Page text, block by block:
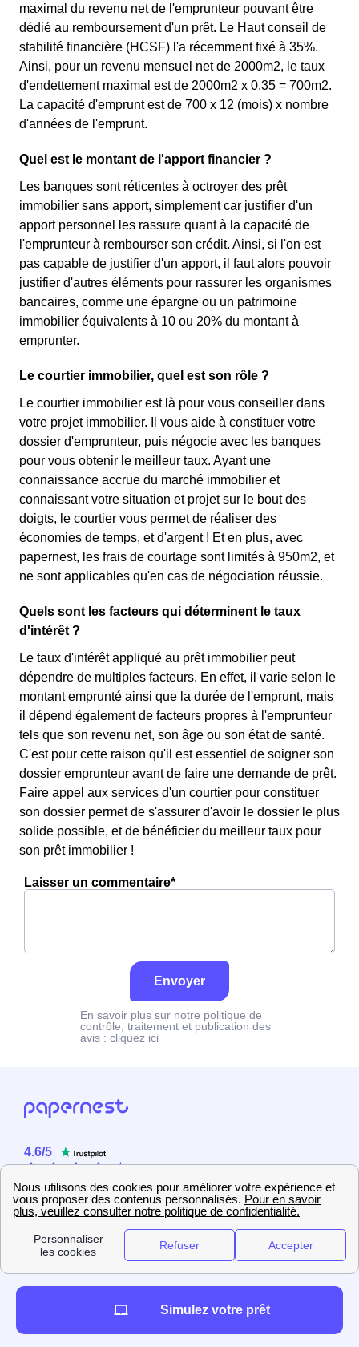
maximal du revenu net de l'emprunteur pouvant être
dédié au remboursement d'un prêt. Le Haut conseil de
stabilité financière (HCSF) l'a récemment fixé à 35%.
Ainsi, pour un revenu mensuel net de 2000m2, le taux
d'endettement maximal est de 2000m2 x 0,35 = 700m2.
La capacité d'emprunt est de 700 x 12 (mois) x nombre
d'années de l'emprunt.
Quel est le montant de l'apport financier ?
Les banques sont réticentes à octroyer des prêt
immobilier sans apport, simplement car justifier d'un
apport personnel les rassure quant à la capacité de
l'emprunteur à rembourser son crédit. Ainsi, si l'on est
pas capable de justifier d'un apport, il faut alors pouvoir
justifier d'autres éléments pour rassurer les organismes
bancaires, comme une épargne ou un patrimoine
immobilier équivalents à 10 ou 20% du montant à
emprunter.
Le courtier immobilier, quel est son rôle ?
Le courtier immobilier est là pour vous conseiller dans
votre projet immobilier. Il vous aide à constituer votre
dossier d'emprunteur, puis négocie avec les banques
pour vous obtenir le meilleur taux. Ayant une
connaissance accrue du marché immobilier et
connaissant votre situation et projet sur le bout des
doigts, le courtier vous permet de réaliser des
économies de temps, et d'argent ! Et en plus, avec
papernest, les frais de courtage sont limités à 950m2, et
ne sont applicables qu'en cas de négociation réussie.
Quels sont les facteurs qui déterminent le taux
d'intérêt ?
Le taux d'intérêt appliqué au prêt immobilier peut
dépendre de multiples facteurs. En effet, il varie selon le
montant emprunté ainsi que la durée de l'emprunt, mais
il dépend également de facteurs propres à l'emprunteur
tels que son revenu net, son âge ou son état de santé.
C'est pour cette raison qu'il est essentiel de soigner son
dossier emprunteur avant de faire une demande de prêt.
Faire appel aux services d'un courtier pour constituer
son dossier permet de s'assurer d'avoir le dossier le plus
solide possible, et de bénéficier du meilleur taux pour
son prêt immobilier !
Laisser un commentaire*
Envoyer
En savoir plus sur notre politique de
contrôle, traitement et publication des
avis : cliquez ici
4.6/5
2358 utilisateurs
Simulez votre prêt